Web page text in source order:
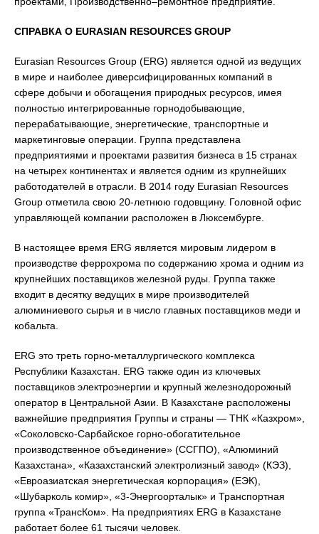
СПРАВКА О EURASIAN RESOURCES GROUP
Eurasian Resources Group (ERG) является одной из ведущих
в мире и наиболее диверсифицированных компаний в
сфере добычи и обогащения природных ресурсов, имея
полностью интегрированные горнодобывающие,
перерабатывающие, энергетические, транспортные и
маркетинговые операции. Группа представлена
предприятиями и проектами развития бизнеса в 15 странах
на четырех континентах и является одним из крупнейших
работодателей в отрасли. В 2014 году Eurasian Resources
Group отметила свою 20-летнюю годовщину. Головной офис
управляющей компании расположен в Люксембурге.
В настоящее время ERG является мировым лидером в
производстве феррохрома по содержанию хрома и одним из
крупнейших поставщиков железной руды. Группа также
входит в десятку ведущих в мире производителей
алюминиевого сырья и в число главных поставщиков меди и
кобальта.
ERG это треть горно-металлургического комплекса
Республики Казахстан. ERG также один из ключевых
поставщиков электроэнергии и крупный железнодорожный
оператор в Центральной Азии. В Казахстане расположены
важнейшие предприятия Группы и страны — ТНК «Казхром»,
«Соколовско-Сарбайское горно-обогатительное
производственное объединение» (ССГПО), «Алюминий
Казахстана», «Казахстанский электролизный завод» (КЭЗ),
«Евроазиатская энергетическая корпорация» (ЕЭК),
«Шубарколь комир», «3-Энергоорталык» и Транспортная
группа «ТрансКом». На предприятиях ERG в Казахстане
работает более 61 тысячи человек.